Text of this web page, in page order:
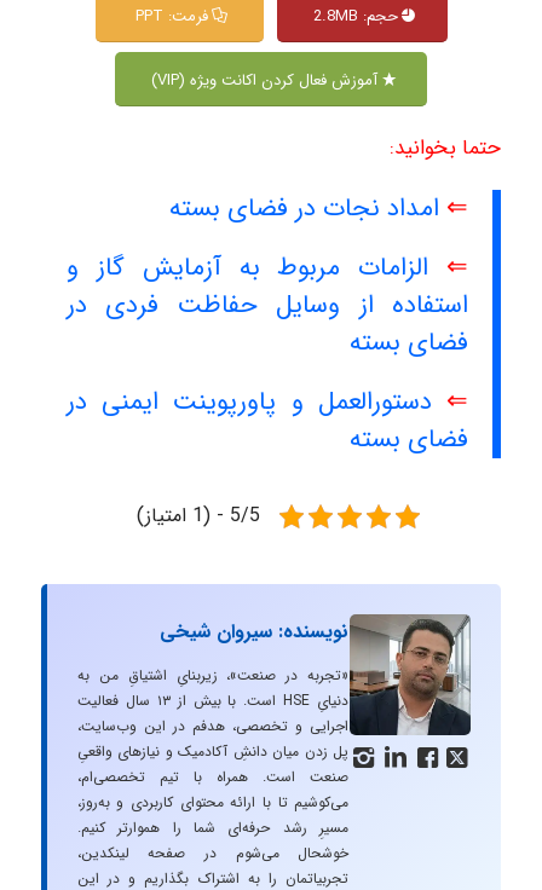
حجم: 2.8MB فرمت: PPT
آموزش فعال کردن اکانت ویژه (VIP)
حتما بخوانید:
⇐ امداد نجات در فضای بسته
⇐ الزامات مربوط به آزمایش گاز و
استفاده از وسایل حفاظت فردی در
فضای بسته
⇐ دستورالعمل و پاورپوینت ایمنی در
فضای بسته
5/5 - (1 امتیاز)
   
نویسنده: سیروان شیخی
«تجربه در صنعت»، زیربنایِ اشتیاقِ من به
دنیایِ HSE است. با بیش از ۱۳ سال فعالیت
اجرایی و تخصصی، هدفم در این وب‌سایت،
پل زدن میان دانشِ آکادمیک و نیازهای واقعیِ
صنعت است. همراه با تیم تخصصی‌ام،
می‌کوشیم تا با ارائه محتوای کاربردی و به‌روز،
مسیرِ رشد حرفه‌ای شما را هموارتر کنیم.
خوشحال می‌شوم در صفحه لینکدین،
تجربیاتمان را به اشتراک بگذاریم و در این